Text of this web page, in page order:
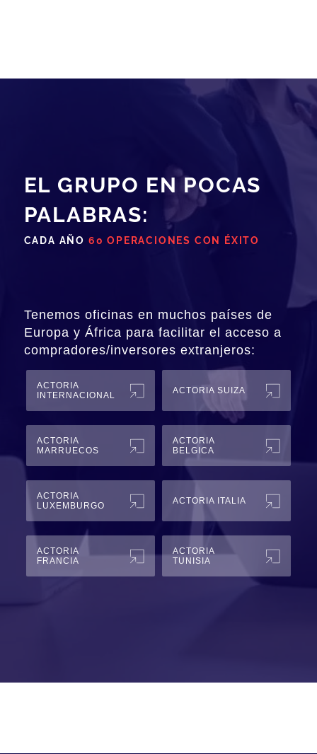
EL GRUPO EN POCAS
PALABRAS:
CADA AÑO 60 OPERACIONES CON ÉXITO
Tenemos oficinas en muchos países de
Europa y África para facilitar el acceso a
compradores/inversores extranjeros:
ACTORIA
INTERNACIONAL
ACTORIA SUIZA
ACTORIA
MARRUECOS
ACTORIA
BELGICA
ACTORIA
LUXEMBURGO
ACTORIA ITALIA
ACTORIA
FRANCIA
ACTORIA
TUNISIA